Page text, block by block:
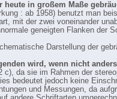
heute in großem Maße
: ab 1958) benutzt man
mit der zwei voneinander
geneigten Flanken der
Darstellung der
wird, wenn nicht
c), da sie im Rahmen der
bedeutet jedoch keine
und Messungen, da